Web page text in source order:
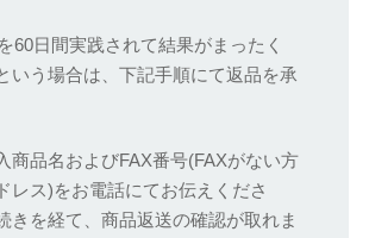
60日間実践されて結果がまったく
いう場合は、下記手順にて返品を承
商品名およびFAX番号(FAXがない方
レス)をお電話にてお伝えくださ
きを経て、商品返送の確認が取れま